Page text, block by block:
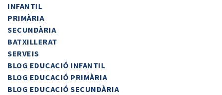
INFANTIL
PRIMÀRIA
SECUNDÀRIA
BATXILLERAT
SERVEIS
BLOG EDUCACIÓ INFANTIL
BLOG EDUCACIÓ PRIMÀRIA
BLOG EDUCACIÓ SECUNDÀRIA